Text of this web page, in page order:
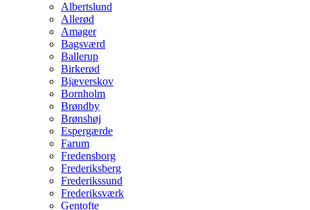
Albertslund
Allerød
Amager
Bagsværd
Ballerup
Birkerød
Bjæverskov
Bornholm
Brøndby
Brønshøj
Espergærde
Farum
Fredensborg
Frederiksberg
Frederikssund
Frederiksværk
Gentofte